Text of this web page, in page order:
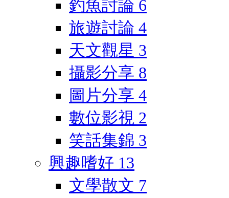
釣魚討論 6
旅遊討論 4
天文觀星 3
攝影分享 8
圖片分享 4
數位影視 2
笑話集錦 3
興趣嗜好 13
文學散文 7